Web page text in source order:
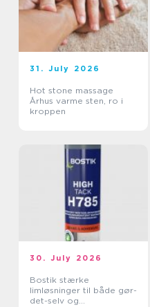
31. July 2026
Hot stone massage
Århus varme sten, ro i
kroppen
30. July 2026
Bostik stærke
limløsninger til både gør-
det-selv og